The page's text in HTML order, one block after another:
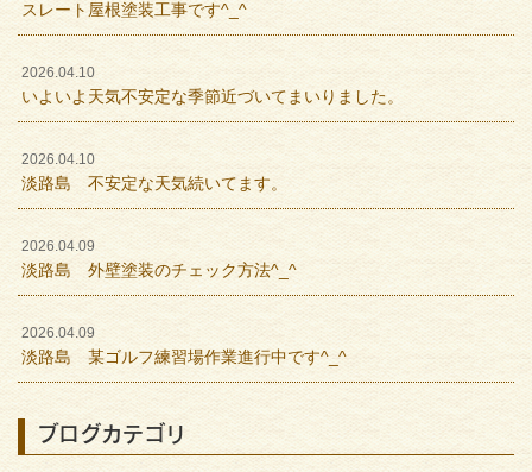
スレート屋根塗装工事です^_^
2026.04.10
いよいよ天気不安定な季節近づいてまいりました。
2026.04.10
淡路島 不安定な天気続いてます。
2026.04.09
淡路島 外壁塗装のチェック方法^_^
2026.04.09
淡路島 某ゴルフ練習場作業進行中です^_^
ブログカテゴリ